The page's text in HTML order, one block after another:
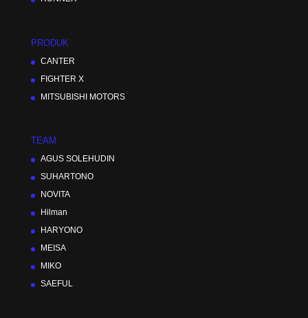
PRODUK
CANTER
FIGHTER X
MITSUBISHI MOTORS
TEAM
AGUS SOLEHUDIN
SUHARTONO
NOVITA
Hilman
HARYONO
MEISA
MIKO
SAEFUL